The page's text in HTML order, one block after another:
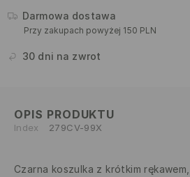
Darmowa dostawa
Przy zakupach powyżej 150 PLN
30 dni na zwrot
OPIS PRODUKTU
Index 279CV-99X
Czarna koszulka z krótkim